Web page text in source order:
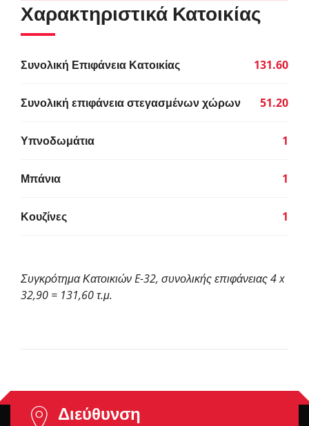
Χαρακτηριστικά Κατοικίας
Συνολική Επιφάνεια Κατοικίας 131.60
Συνολική επιφάνεια στεγασμένων χώρων 51.20
Υπνοδωμάτια 1
Μπάνια 1
Κουζίνες 1
Συγκρότημα Κατοικιών E-32, συνολικής επιφάνειας 4 x
32,90 = 131,60 τ.μ.
Διεύθυνση